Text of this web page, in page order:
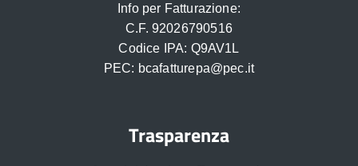
Info per Fatturazione:
C.F. 92026790516
Codice IPA: Q9AV1L
PEC: bcafatturepa@pec.it
Trasparenza